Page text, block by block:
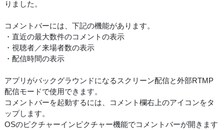
りました。
コメントバーには、下記の機能があります。
・直近の最大数件のコメントの表示
・視聴者／来場者数の表示
・配信時間の表示
アプリがバックグラウンドになるスクリーン配信と外部RTMP
配信モードで使用できます。
コメントバーを起動するには、コメント欄右上のアイコンをタ
ップします。
OSのピクチャーインピクチャー機能でコメントバーが開きます